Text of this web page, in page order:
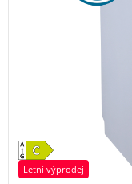
Letní výprodej